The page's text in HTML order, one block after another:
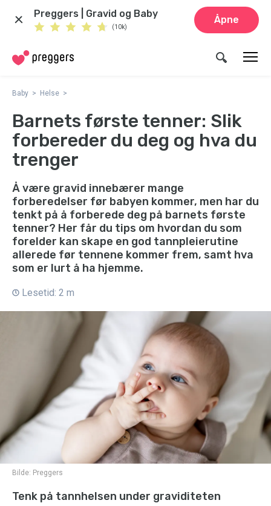
Preggers | Gravid og Baby
(10k)
Åpne
Baby Helse
Barnets første tenner: Slik
forbereder du deg og hva du
trenger
Å være gravid innebærer mange
forberedelser før babyen kommer, men har du
tenkt på å forberede deg på barnets første
tenner? Her får du tips om hvordan du som
forelder kan skape en god tannpleierutine
allerede før tennene kommer frem, samt hva
som er lurt å ha hjemme.
Lesetid: 2 m
Bilde: Preggers
Tenk på tannhelsen under graviditeten